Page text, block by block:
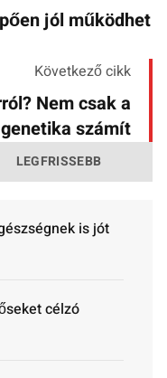
jól működhet
Következő cikk
Nem csak a
genetika számít
LEGFRISSEBB
is jót
célzó